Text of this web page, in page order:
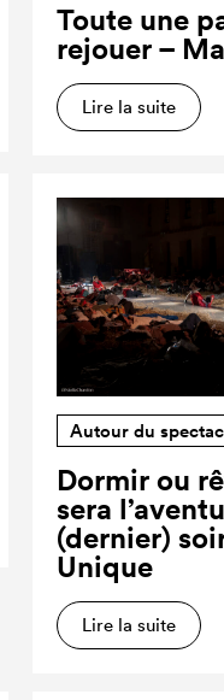
Toute une
rejouer –
Lire la suite
Autour du
Dormir ou
sera
(dernier)
Unique
Lire la suite